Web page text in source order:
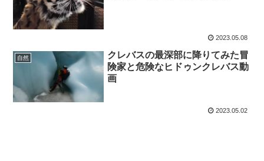
2023.05.08
自然
クレバスの最深部に降りてみた冒
険家と危険なヒドゥンクレバス動
画
2023.05.02